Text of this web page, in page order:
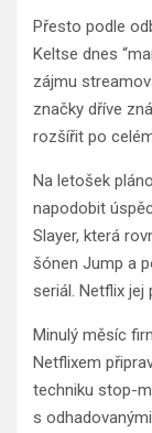
Přesto podle
Keltse dnes
zájmu
značky dříve
rozšířit po
Na letošek
napodobit
Slayer, která
šónen Jump a
seriál. Netflix jej
Minulý měsíc
Netflixem
techniku stop-
s